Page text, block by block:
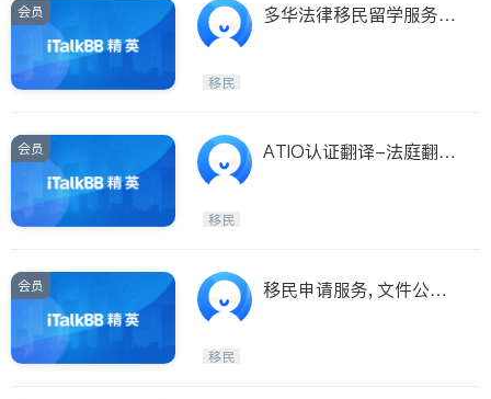
会员
多华法律移民留学服务中
移民
会员
ATIO认证翻译-法庭翻
移民
会员
移民申请服务, 文件公
移民